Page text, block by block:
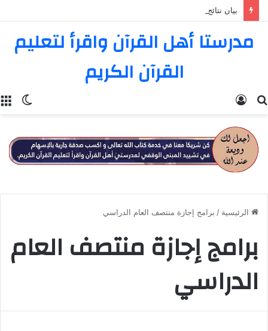
بيان نتائج المسابقة الثامنة عشرة في تفسير القرآن الكريم
مدرستا أهل القرآن واقرأ لتعليم
القرآن الكريم
بحث
الرئيسية / برامج إجازة منتصف العام الدراسي
برامج إجازة منتصف العام
الدراسي